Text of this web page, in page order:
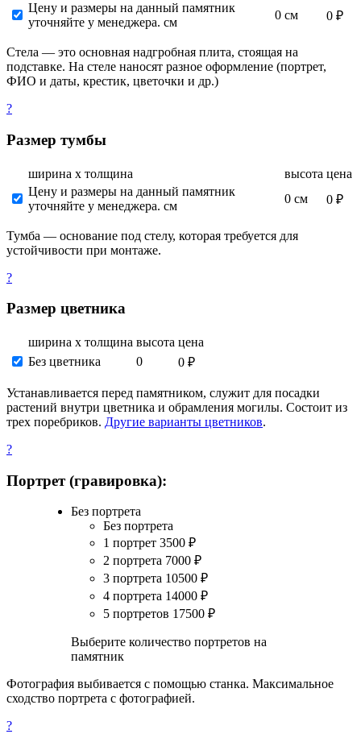
Цену и размеры на данный памятник
уточняйте у менеджера. см
0 см 0 ₽
Стела — это основная надгробная плита, стоящая на
подставке. На стеле наносят разное оформление (портрет,
ФИО и даты, крестик, цветочки и др.)
?
Размер тумбы
ширина х толщина высота цена
Цену и размеры на данный памятник
уточняйте у менеджера. см
0 см 0 ₽
Тумба — основание под стелу, которая требуется для
устойчивости при монтаже.
?
Размер цветника
ширина х толщина высота цена
Без цветника
0 0 ₽
Устанавливается перед памятником, служит для посадки
растений внутри цветника и обрамления могилы. Состоит из
трех поребриков. Другие варианты цветников.
?
Портрет (гравировка):
Без портрета
Без портрета
1 портрет 3500 ₽
2 портрета 7000 ₽
3 портрета 10500 ₽
4 портрета 14000 ₽
5 портретов 17500 ₽
Выберите количество портретов на
памятник
Фотография выбивается с помощью станка. Максимальное
сходство портрета с фотографией.
?